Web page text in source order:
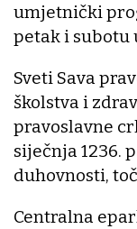
umjetnički
petak i subotu
Sveti Sava
školstva i
pravoslavne
siječnja 1236.
duhovnosti,
Centralna